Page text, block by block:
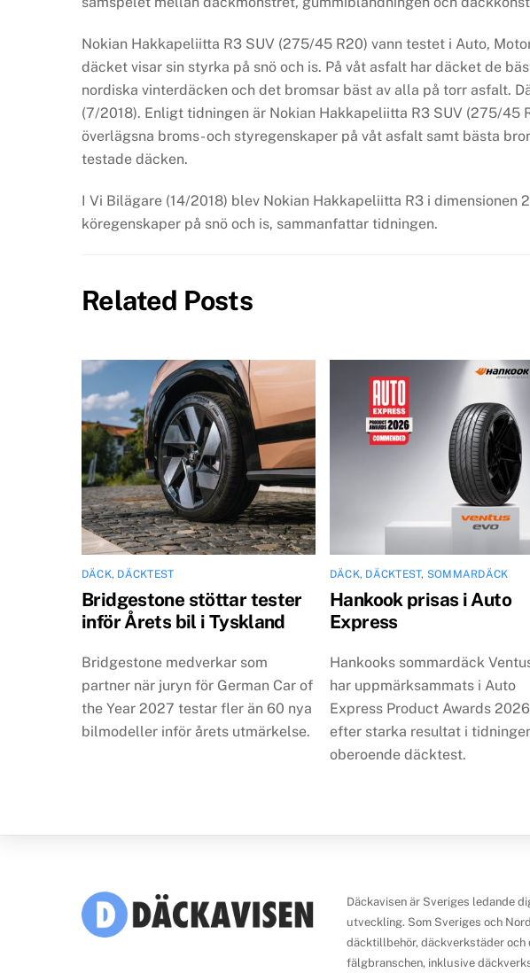
Nokian Hakkapeliitta R3 SUV (275/45 R20) vann testet i Auto,
däcket visar sin styrka på snö och is. På våt asfalt har däcket de
nordiska vinterdäcken och det bromsar bäst av alla på torr asfalt.
(7/2018). Enligt tidningen är Nokian Hakkapeliitta R3 SUV (275/45
överlägsna broms- och styregenskaper på våt asfalt samt bästa
testade däcken.
I Vi Bilägare (14/2018) blev Nokian Hakkapeliitta R3 i dimensionen
köregenskaper på snö och is, sammanfattar tidningen.
Related Posts
DÄCK, DÄCKTEST
Bridgestone stöttar tester
inför Årets bil i Tyskland
Bridgestone medverkar som
partner när juryn för German Car of
the Year 2027 testar fler än 60 nya
bilmodeller inför årets utmärkelse.
DÄCK, DÄCKTEST, SOMMARDÄCK
Hankook prisas i Auto
Express
Hankooks sommardäck
har uppmärksammats i Auto
Express Product Awards 2026
efter starka resultat i
oberoende däcktest.
Däckavisen är Sveriges ledande
utveckling. Som Sveriges och
däcktillbehör, däckverkstäder och
fälgbranschen, inklusive